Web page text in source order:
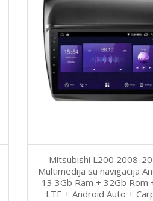
Mitsubishi L200 2008-
Multimedija su navigacija
13 3Gb Ram + 32Gb Rom
LTE + Android Auto +